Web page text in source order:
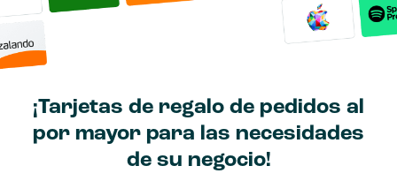
¡Tarjetas de regalo de pedidos al
por mayor para las necesidades
de su negocio!